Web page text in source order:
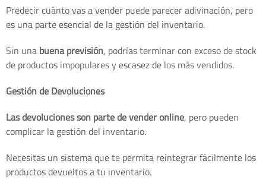
Predecir cuánto vas a vender puede parecer adivinación, pero
es una parte esencial de la gestión del inventario.
Sin unabuena previsión, podrías terminar con exceso de stock
de productos impopulares y escasez de los más vendidos.
Gestión de Devoluciones
Las devoluciones son parte de vender online, pero pueden
complicar la gestión del inventario.
Necesitas un sistema que te permita reintegrar fácilmente los
productos devueltos a tu inventario.